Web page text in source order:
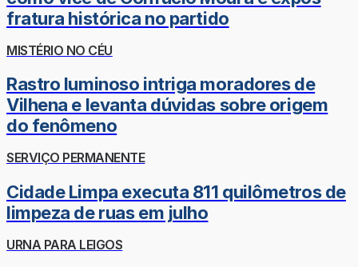
fratura histórica no partido
MISTÉRIO NO CÉU
Rastro luminoso intriga moradores de
Vilhena e levanta dúvidas sobre origem
do fenômeno
SERVIÇO PERMANENTE
Cidade Limpa executa 811 quilômetros de
limpeza de ruas em julho
URNA PARA LEIGOS